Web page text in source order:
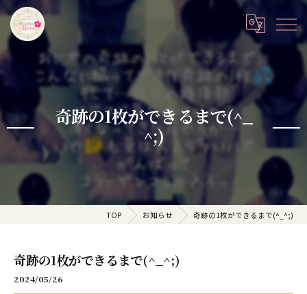
奇跡の1枚ができるまで(^_
^;)
TOP お知らせ 奇跡の1枚ができるまで(^_^;)
奇跡の1枚ができるまで(^_^;)
2024/05/26